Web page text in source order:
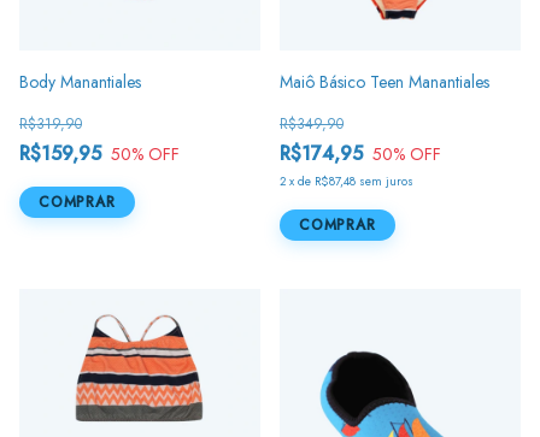
Body Manantiales
R$159,95
R$319,90
50% OFF
COMPRAR
Maiô Básico Teen Manantiales
R$174,95
R$349,90
50% OFF
2 x de R$87,48 sem juros
COMPRAR